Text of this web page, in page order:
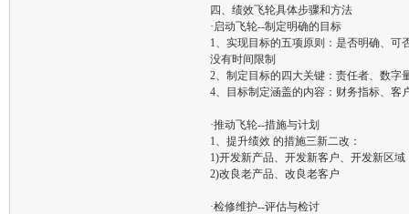
四、绩效飞轮具体步骤和方法
·启动飞轮--制定明确的目标
1、实现目标的五项原则：是否明确、可
没有时间限制
2、制定目标的四大关键：责任者、数字
4、目标制定涵盖的内容：财务指标、客
·推动飞轮--措施与计划
1、提升绩效 的措施三新二改：
1)开发新产品、开发新客户、开发新区域
2)改良老产品、改良老客户
·检修维护--评估与检讨